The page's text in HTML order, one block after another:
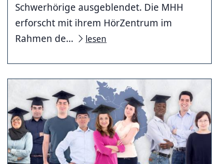
Schwerhörige ausgeblendet. Die MHH
erforscht mit ihrem HörZentrum im
Rahmen de...
lesen